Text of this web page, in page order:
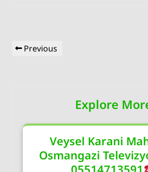
Yazı
gezinmesi
Previous
Previous
Explore
Veysel Karani
Osmangazi